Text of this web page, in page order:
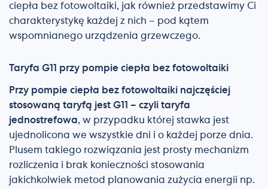
ciepła bez fotowoltaiki, jak również przedstawimy Ci
charakterystykę każdej z nich – pod kątem
wspomnianego urządzenia grzewczego.
Taryfa G11 przy pompie ciepła bez fotowoltaiki
Przy pompie ciepła bez fotowoltaiki najczęściej
stosowaną taryfą jest G11 – czyli taryfa
jednostrefowa, w przypadku której stawka jest
ujednolicona we wszystkie dni i o każdej porze dnia.
Plusem takiego rozwiązania jest prosty mechanizm
rozliczenia i brak konieczności stosowania
jakichkolwiek metod planowania zużycia energii np.